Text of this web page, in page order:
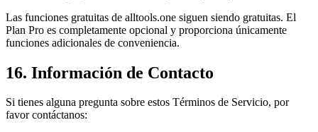
Las funciones gratuitas de alltools.one siguen siendo gratuitas. El
Plan Pro es completamente opcional y proporciona únicamente
funciones adicionales de conveniencia.
16. Información de Contacto
Si tienes alguna pregunta sobre estos Términos de Servicio, por
favor contáctanos: